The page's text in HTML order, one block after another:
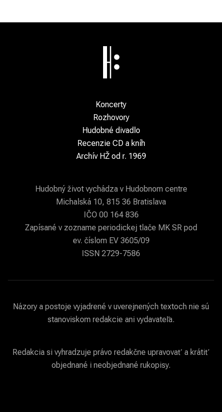
Koncerty
Rozhovory
Hudobné divadlo
Recenzie CD a kníh
Archív HŽ od r. 1969
Hudobný život vychádza v Hudobnom centre
Michalská 10, 815 36 Bratislava
IČO 00 164 836
Zapísané v zozname periodickej tlače MK SR pod
ev. číslom EV 3605/09
ISSN 2729-7586
Názory a postoje vyjadrené v uverejnených textoch nie sú
stanoviskom redakcie ani vydavateľa.
Redakcia si vyhradzuje právo redakčne upravovať a krátiť
objednané i neobjednané rukopisy.